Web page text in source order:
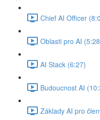
Chief AI Officer
Oblasti pro AI
AI Stack (6:27)
Budoucnost AI
Základy AI pro